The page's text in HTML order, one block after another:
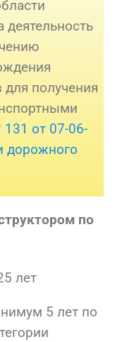
деятельность
для получения
от 07-06-
дорожного
по
лет
5 лет по